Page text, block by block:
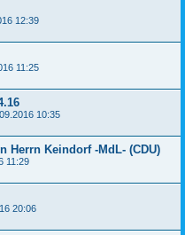
12:39
11:25
10:35
Herrn Keindorf -MdL- (CDU)
11:29
20:06